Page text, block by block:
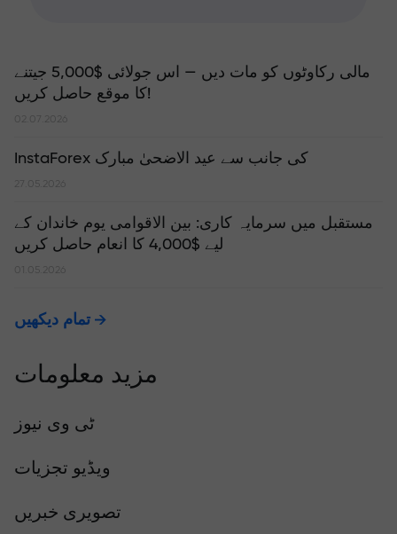
مالی رکاوٹوں کو مات دیں — اس جولائی $5,000 جیتنے
کا موقع حاصل کریں!
02.07.2026
InstaForex کی جانب سے عید الاضحیٰ مبارک
27.05.2026
مستقبل میں سرمایہ کاری: بین الاقوامی یوم خاندان کے
لیے $4,000 کا انعام حاصل کریں
01.05.2026
تمام دیکھیں
مزید معلومات
ٹی وی نیوز
ویڈیو تجزیات
تصویری خبریں